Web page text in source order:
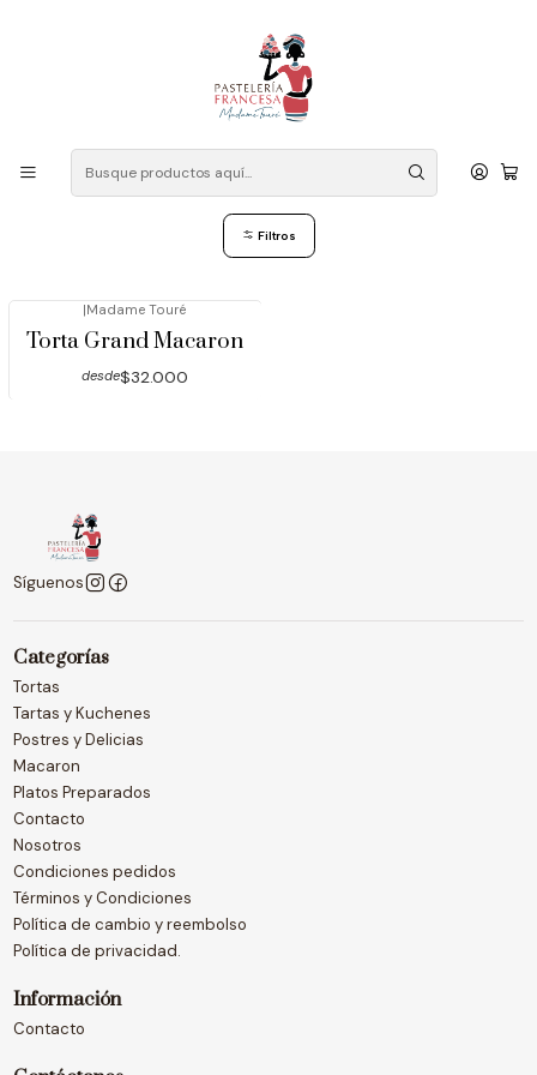
Providencia, Lo Barnechea, Peñalolen, La Florida, Macul, Santiago
Centro. Contacto mensaje WhatsApp: +56 946834602
Inicio Sin gluten
Sin gluten
Filtros
|Madame Touré
Torta Grand Macaron
desde$32.000
Síguenos
Categorías
Tortas
Tartas y Kuchenes
Postres y Delicias
Macaron
Platos Preparados
Contacto
Nosotros
Condiciones pedidos
Términos y Condiciones
Política de cambio y reembolso
Política de privacidad.
Información
Contacto